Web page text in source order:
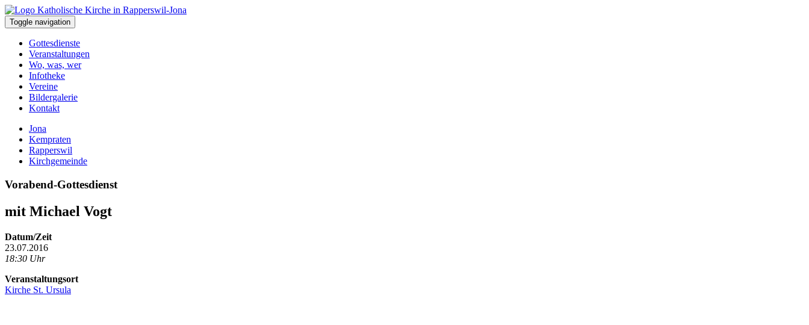
Toggle navigation
Gottesdienste
Veranstaltungen
Wo, was, wer
Infotheke
Vereine
Bildergalerie
Kontakt
Jona
Kempraten
Rapperswil
Kirchgemeinde
Vorabend-Gottesdienst
mit Michael Vogt
Datum/Zeit
23.07.2016
18:30 Uhr
Veranstaltungsort
Kirche St. Ursula